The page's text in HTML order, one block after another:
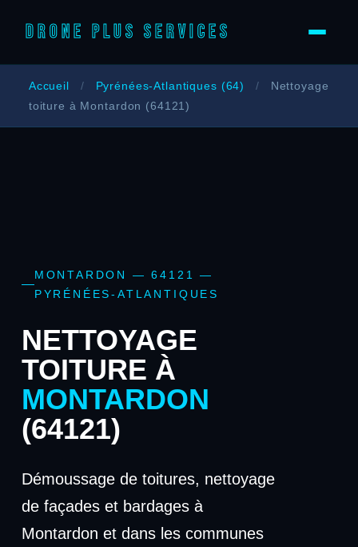
DRONE PLUS SERVICES
Accueil / Pyrénées-Atlantiques (64) /
Nettoyage
toiture à Montardon (64121)
MONTARDON — 64121 —
PYRÉNÉES-ATLANTIQUES
NETTOYAGE
TOITURE À
MONTARDON
(64121)
Démoussage de toitures, nettoyage
de façades et bardages à
Montardon et dans les communes